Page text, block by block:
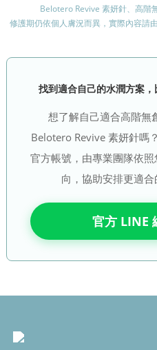
Belotero Revive 素妍針、高階無
修護期仍依個人膚況而異，實際內容
找到適合自己的水潤方案
想了解自己適合高階無
Belotero Revive 素妍針嗎
官方帳號，由專業團隊依
向，協助安排更適合
官方 LINE